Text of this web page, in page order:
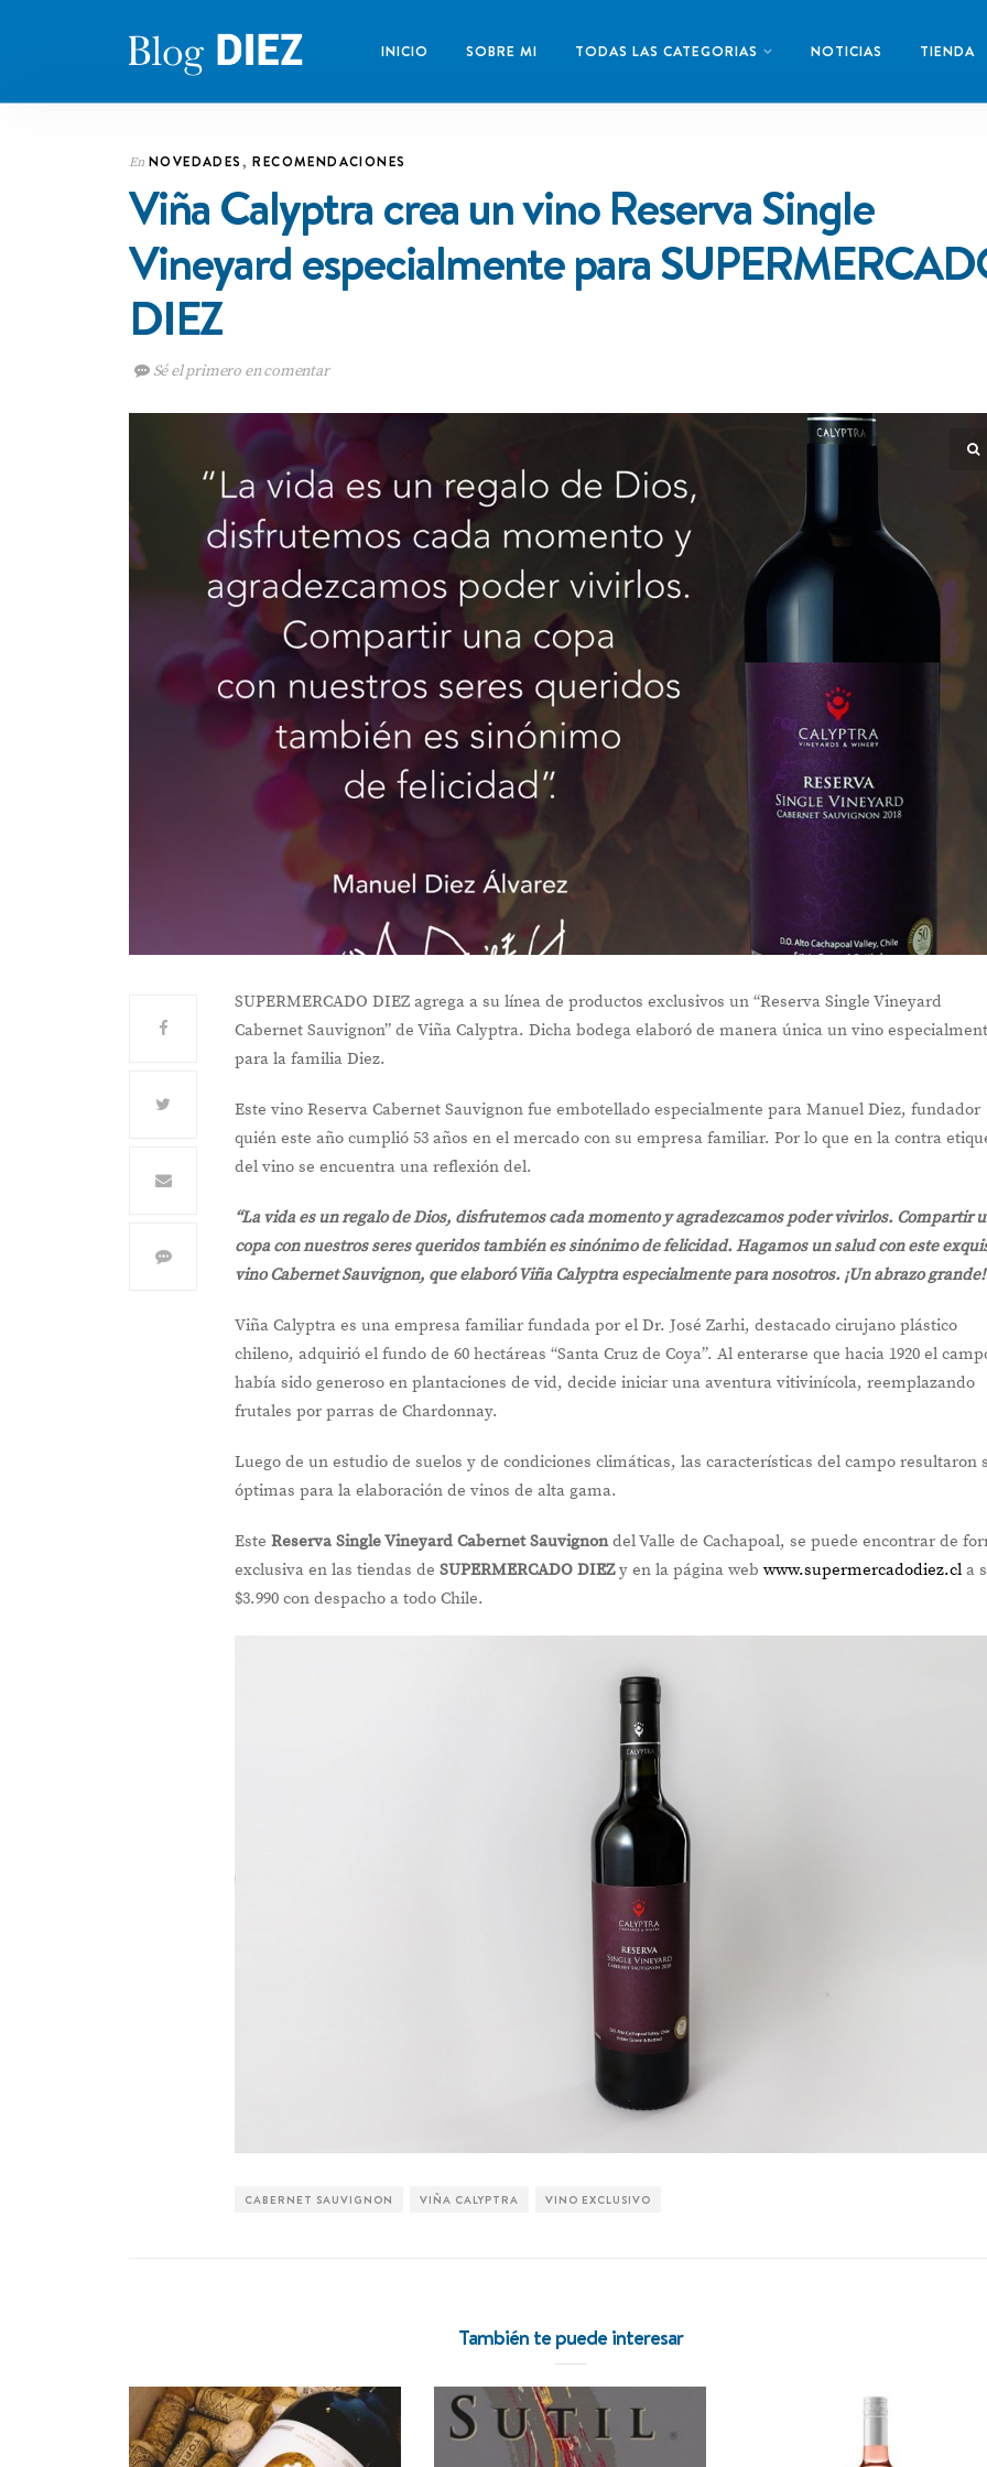
INICIO SOBRE MI TODAS LAS CATEGORIAS NOTICIAS TIENDA
En NOVEDADES,RECOMENDACIONES
Viña Calyptra crea un vino Reserva Single
Vineyard especialmente para
DIEZ
Sé el primero en comentar
SUPERMERCADO DIEZ agrega a su línea de productos exclusivos un “Reserva Single Vineyard
Cabernet Sauvignon” de Viña Calyptra. Dicha bodega elaboró de manera única un vino
para la familia Diez.
Este vino Reserva Cabernet Sauvignon fue embotellado especialmente para Manuel Diez, fundador
quién este año cumplió 53 años en el mercado con su empresa familiar. Por lo que en la contra
del vino se encuentra una reflexión del.
“La vida es un regalo de Dios, disfrutemos cada momento y agradezcamos poder vivirlos. Compartir
copa con nuestros seres queridos también es sinónimo de felicidad. Hagamos un salud con este
vino Cabernet Sauvignon, que elaboró Viña Calyptra especialmente para nosotros. ¡Un abrazo
Viña Calyptra es una empresa familiar fundada por el Dr. José Zarhi, destacado cirujano plástico
chileno, adquirió el fundo de 60 hectáreas “Santa Cruz de Coya”. Al enterarse que hacia 1920 el
había sido generoso en plantaciones de vid, decide iniciar una aventura vitivinícola, reemplazando
frutales por parras de Chardonnay.
Luego de un estudio de suelos y de condiciones climáticas, las características del campo resultaron
óptimas para la elaboración de vinos de alta gama.
EsteReserva Single Vineyard Cabernet Sauvignondel Valle de Cachapoal, se puede encontrar de
exclusiva en las tiendas deSUPERMERCADO DIEZy en la página webwww.supermercadodiez.cla
$3.990 con despacho a todo Chile.
CABERNET SAUVIGNON VIÑA CALYPTRA VINO EXCLUSIVO
También te puede interesar
Punto de Encuentro: el
vino para compartir